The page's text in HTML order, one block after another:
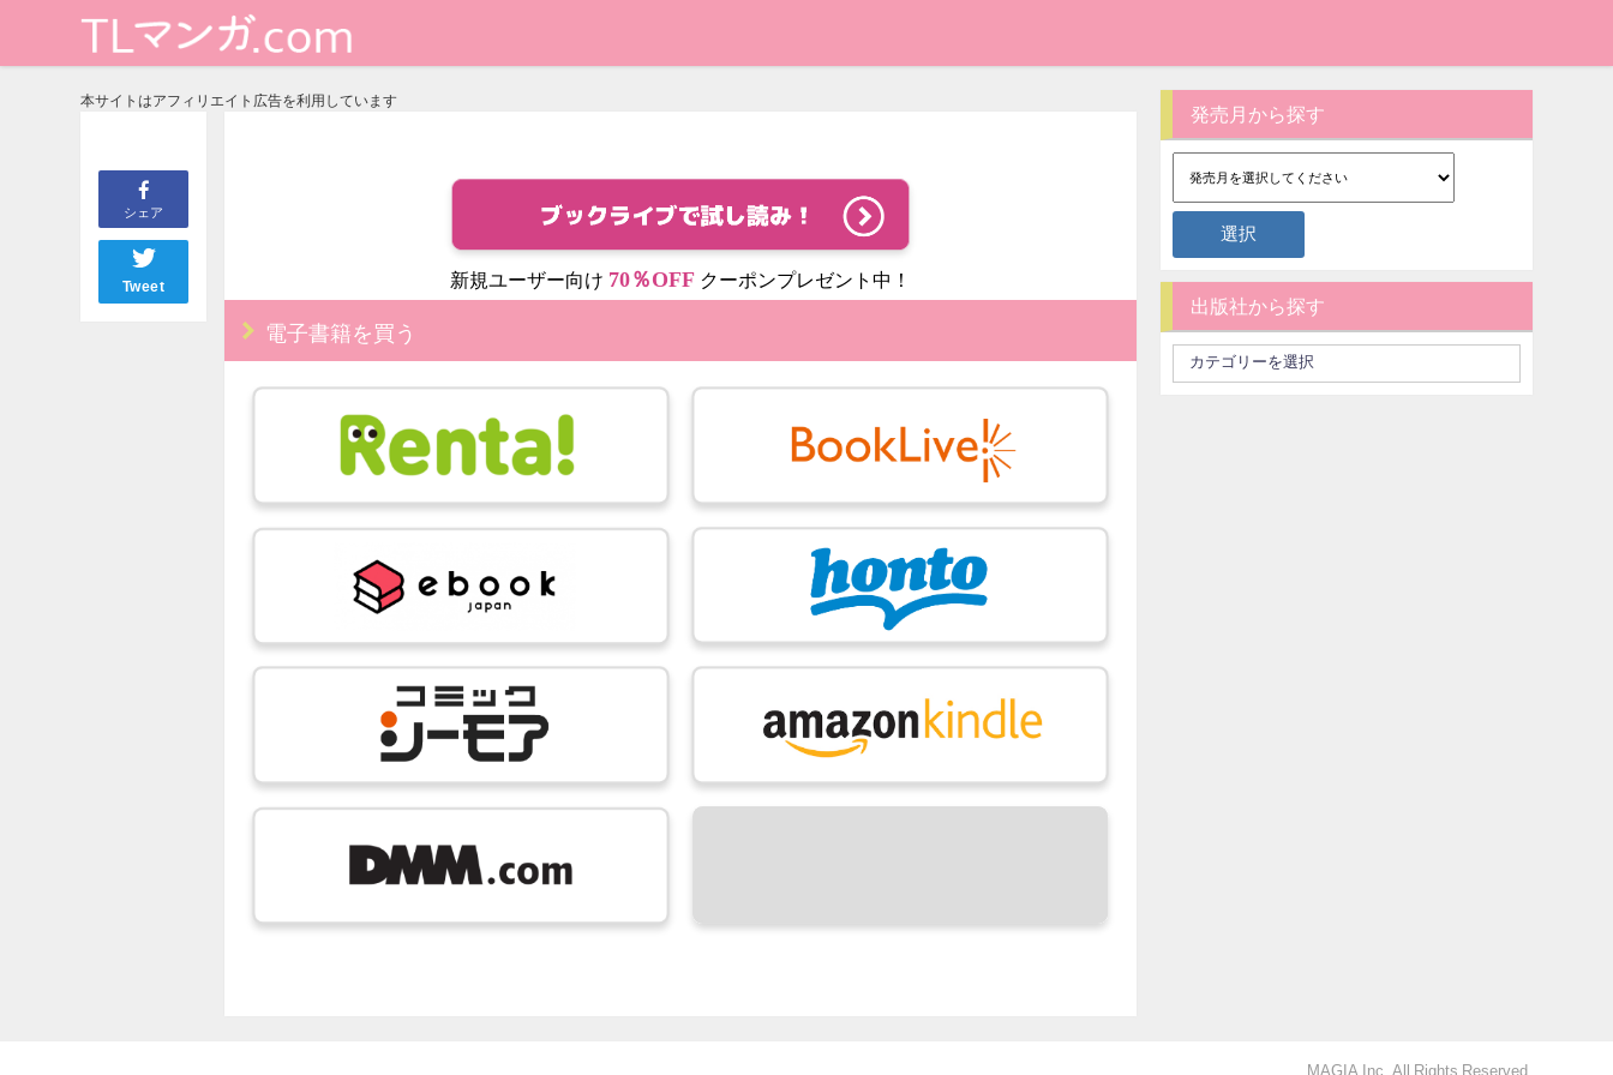
本サイトはアフィリエイト広告を利用しています
シェア
Tweet 新規ユーザー向け 70％OFF クーポンプレゼント中！
電子書籍を買う
発売月から探す
出版社から探す
MAGIA Inc. All Rights Reserved.